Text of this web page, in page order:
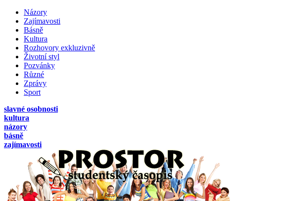
Názory
Zajímavosti
Básně
Kultura
Rozhovory exkluzivně
Životní styl
Pozvánky
Různé
Zprávy
Sport
slavné osobnosti
kultura
názory
básně
zajímavosti